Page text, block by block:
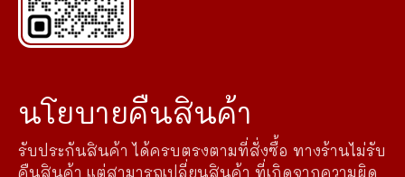
นโยบายคืนสินค้า
รับประกันสินค้า ได้ครบตรงตามที่สั่งซื้อ ทางร้านไม่รับ
คืนสินค้า แต่สามารถเปลี่ยนสินค้า ที่เกิดจากความผิด